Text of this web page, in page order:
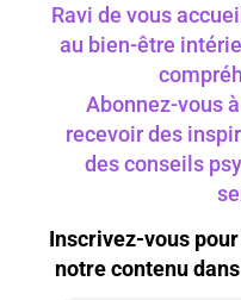
Ravi de vous
au bien-être
Abonnez-vous
recevoir des
des conseils
Inscrivez-vous
notre contenu